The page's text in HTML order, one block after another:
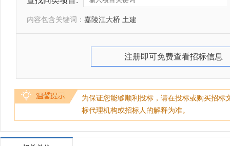
内容包含关键词： 嘉陵江大桥 土建
注册即可免费查看招标信息
为保证您能够顺利投标，请在投标或购买招
标代理机构或招标人的解释为准。